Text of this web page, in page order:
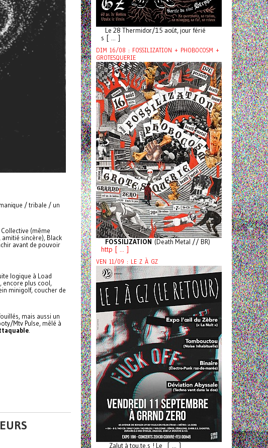
/ tribale / un
(même
sincère), Black
avant de pouvoir
logique à Load
encore plus cool,
minigolf, coucher de
mais aussi un
Mtv Pulse, mêlé à
Le 28 Thermidor/15 août, jour férié
s [ ... ]
DIM 16/08 : FOSSILIZATION + PHOBOCOSM +
GROTESQUERIE
FOSSILIZATION (Death Metal // BR)
http [ ... ]
VEN 11/09 : LE Z À GZ
Zalut à tou.te.s ! Le [ ... ]